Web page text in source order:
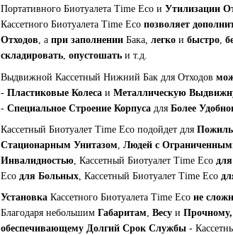
Портативного Биотуалета Time Eco и Утилизации
Кассетного Биотуалета Time Eco позволяет
Отходов, а при заполнении Бака, легко и быстро,
складировать, опустошать и т.д.
Выдвижной Кассетный Нижний Бак для Отходов
- Пластиковые Колеса и Металлическую
- Специальное Строение Корпуса для Более
Кассетный Биотуалет Time Eco подойдет для
Стационарным Унитазом Людей с
Инвалидностью , Кассетный Биотуалет Time Eco
Eco для Больных , Кассетный Биотуалет Time Eco
Установка Кассетного Биотуалета Time Eco не
Благодаря небольшим Габаритам, Весу и Прочному,
обеспечивающему Долгий Срок Службы -